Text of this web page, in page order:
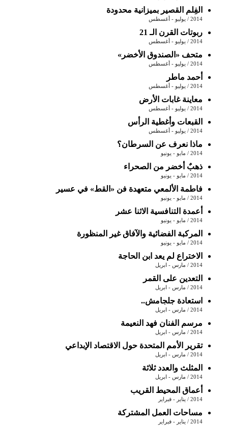
الفِلم القصير بميزانية محدودة
2014 / يوليو - أغسطس
ربوتات القرن الـ 21
2014 / يوليو - أغسطس
متحف «الصندوق الأخضر»
2014 / يوليو - أغسطس
أحمد ماطر
2014 / يوليو - أغسطس
معاينة غابات الأرض
2014 / يوليو - أغسطس
القبعات وأغطية الرأس
2014 / يوليو - أغسطس
ماذا نعرف عن السرطان؟
2014 / مايو - يونيو
ذهبٌ أخضر من الصحراء
2014 / مايو - يونيو
فاطمة الألمعي متعهدة فن «القط» في عسير
2014 / مايو - يونيو
أعمدة التنافسية الاثنا عشر
2014 / مايو - يونيو
المركبة الفضائية والآفاق غير المنظورة
2014 / مايو - يونيو
الاختراع لم يعد ابن الحاجة
2014 / مارس - ابريل
التعدين على القمر
2014 / مارس - ابريل
استعادة جلجامش..
2014 / مارس - ابريل
مرسم الفنان فهد النعيمة
2014 / مارس - ابريل
تقرير الأمم المتحدة حول الاقتصاد الإبداعي
2014 / مارس - ابريل
المثلث والعدد ثلاثة
2014 / مارس - ابريل
أعماق المحيط القريب
2014 / يناير - فبراير
مساحات العمل المشتركة
2014 / يناير - فبراير